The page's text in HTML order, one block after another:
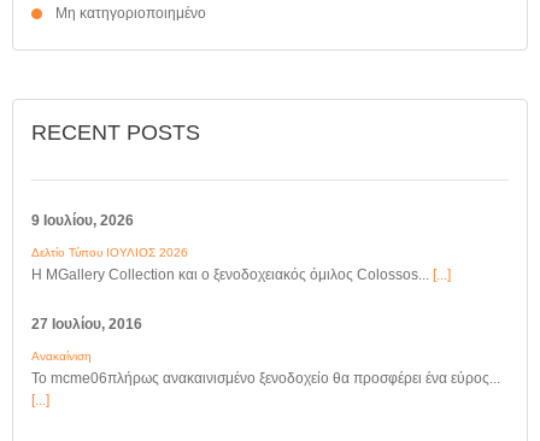
Μη κατηγοριοποιημένο
RECENT POSTS
9 Ιουλίου, 2026
Δελτίο Τύπου ΙΟΥΛΙΟΣ 2026
Η MGallery Collection και ο ξενοδοχειακός όμιλος Colossos... [...]
27 Ιουλίου, 2016
Ανακαίνιση
Το mcme06πλήρως ανακαινισμένο ξενοδοχείο θα προσφέρει ένα εύρος...
[...]